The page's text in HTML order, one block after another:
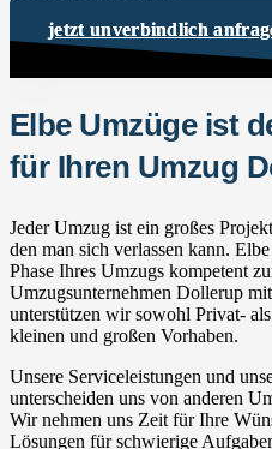
jetzt unverbindlich
Elbe Umzüge ist
für Ihren Umzug
Jeder Umzug ist ein großes
den man sich verlassen kann.
Phase Ihres Umzugs kompetent
Umzugsunternehmen Dollerup
unterstützen wir sowohl Privat-
kleinen und großen Vorhaben.
Unsere Serviceleistungen und
unterscheiden uns von anderen
Wir nehmen uns Zeit für Ihre
Lösungen für schwierige